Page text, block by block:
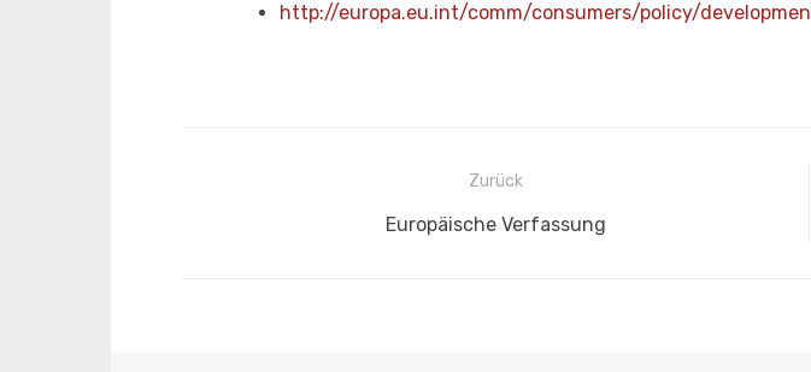
http://europa.eu.int/comm/consumers/policy/
BeitragsnavigationZurück
Vorheriger
Europäische Verfassung